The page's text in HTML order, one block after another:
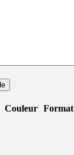
Couleur Format